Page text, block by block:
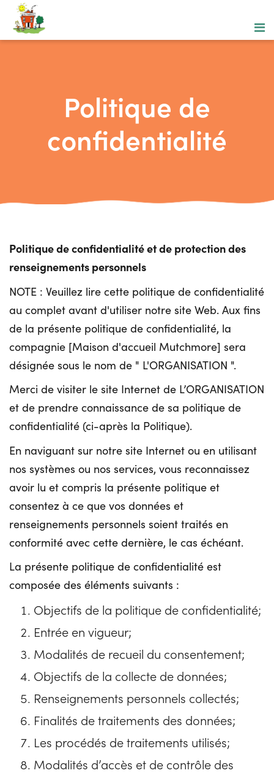
Politique de
confidentialité
Politique de confidentialité et de protection des
renseignements personnels
NOTE : Veuillez lire cette politique de confidentialité
au complet avant d'utiliser notre site Web. Aux fins
de la présente politique de confidentialité, la
compagnie [Maison d'accueil Mutchmore] sera
désignée sous le nom de " L'ORGANISATION ".
Merci de visiter le site Internet de L’ORGANISATION
et de prendre connaissance de sa politique de
confidentialité (ci-après la Politique).
En naviguant sur notre site Internet ou en utilisant
nos systèmes ou nos services, vous reconnaissez
avoir lu et compris la présente politique et
consentez à ce que vos données et
renseignements personnels soient traités en
conformité avec cette dernière, le cas échéant.
La présente politique de confidentialité est
composée des éléments suivants :
Objectifs de la politique de confidentialité;
Entrée en vigueur;
Modalités de recueil du consentement;
Objectifs de la collecte de données;
Renseignements personnels collectés;
Finalités de traitements des données;
Les procédés de traitements utilisés;
Modalités d’accès et de contrôle des